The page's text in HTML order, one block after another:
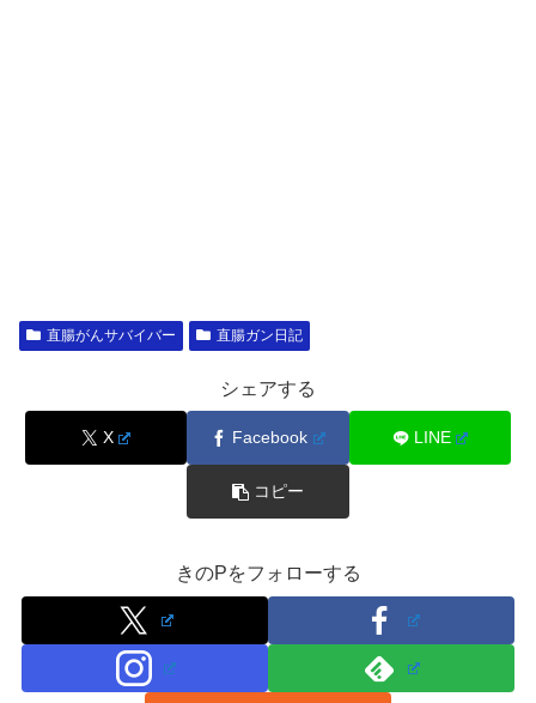
直腸がんサバイバー 直腸ガン日記
シェアする
X Facebook LINE
コピー
きのPをフォローする